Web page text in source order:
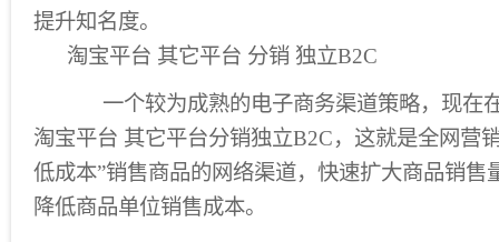
提升知名度。
淘宝平台 其它平台 分销 独立B2C
一个较为成熟的电子商务渠道策略，现在
淘宝平台 其它平台分销独立B2C，这就是全网营
低成本”销售商品的网络渠道，快速扩大商品销售
降低商品单位销售成本。